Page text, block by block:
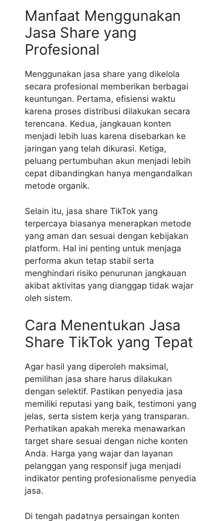
Manfaat Menggunakan
Jasa Share yang
Profesional
Menggunakan jasa share yang dikelola
secara profesional memberikan berbagai
keuntungan. Pertama, efisiensi waktu
karena proses distribusi dilakukan secara
terencana. Kedua, jangkauan konten
menjadi lebih luas karena disebarkan ke
jaringan yang telah dikurasi. Ketiga,
peluang pertumbuhan akun menjadi lebih
cepat dibandingkan hanya mengandalkan
metode organik.
Selain itu, jasa share TikTok yang
terpercaya biasanya menerapkan metode
yang aman dan sesuai dengan kebijakan
platform. Hal ini penting untuk menjaga
performa akun tetap stabil serta
menghindari risiko penurunan jangkauan
akibat aktivitas yang dianggap tidak wajar
oleh sistem.
Cara Menentukan Jasa
Share TikTok yang Tepat
Agar hasil yang diperoleh maksimal,
pemilihan jasa share harus dilakukan
dengan selektif. Pastikan penyedia jasa
memiliki reputasi yang baik, testimoni yang
jelas, serta sistem kerja yang transparan.
Perhatikan apakah mereka menawarkan
target share sesuai dengan niche konten
Anda. Harga yang wajar dan layanan
pelanggan yang responsif juga menjadi
indikator penting profesionalisme penyedia
jasa.
Di tengah padatnya persaingan konten